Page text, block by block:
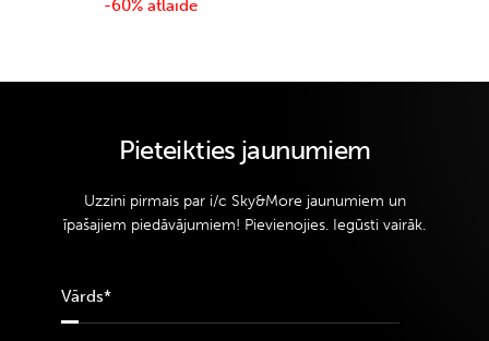
-60% atlaide
Pieteikties jaunumiem
Uzzini pirmais par i/c Sky&More jaunumiem un
īpašajiem piedāvājumiem! Pievienojies. Iegūsti vairāk.